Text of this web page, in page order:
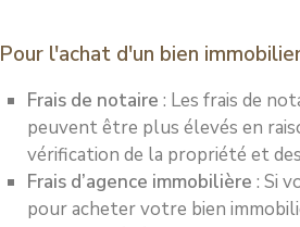
Pour l'achat d'un bien
Frais de notaire : Les frais de
peuvent être plus élevés en
vérification de la propriété et
Frais d’agence immobilière : Si
pour acheter votre bien